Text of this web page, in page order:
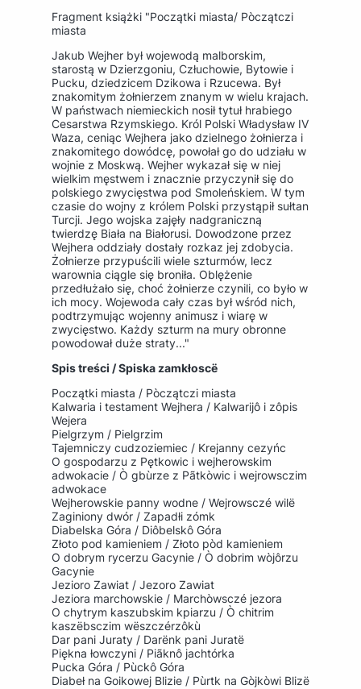
Fragment książki "Początki miasta/ Pòczątczi
miasta
Jakub Wejher był wojewodą malborskim,
starostą w Dzierzgoniu, Człuchowie, Bytowie i
Pucku, dziedzicem Dzikowa i Rzucewa. Był
znakomitym żołnierzem znanym w wielu krajach.
W państwach niemieckich nosił tytuł hrabiego
Cesarstwa Rzymskiego. Król Polski Władysław IV
Waza, ceniąc Wejhera jako dzielnego żołnierza i
znakomitego dowódcę, powołał go do udziału w
wojnie z Moskwą. Wejher wykazał się w niej
wielkim męstwem i znacznie przyczynił się do
polskiego zwycięstwa pod Smoleńskiem. W tym
czasie do wojny z królem Polski przystąpił sułtan
Turcji. Jego wojska zajęły nadgraniczną
twierdzę Biała na Białorusi. Dowodzone przez
Wejhera oddziały dostały rozkaz jej zdobycia.
Żołnierze przypuścili wiele szturmów, lecz
warownia ciągle się broniła. Oblężenie
przedłużało się, choć żołnierze czynili, co było w
ich mocy. Wojewoda cały czas był wśród nich,
podtrzymując wojenny animusz i wiarę w
zwycięstwo. Każdy szturm na mury obronne
powodował duże straty..."
Spis treści / Spiska zamkłoscë
Początki miasta / Pòczątczi miasta
Kalwaria i testament Wejhera / Kalwarijô i zôpis
Wejera
Pielgrzym / Pielgrzim
Tajemniczy cudzoziemiec / Krejanny cezyńc
O gospodarzu z Pętkowic i wejherowskim
adwokacie / Ò gbùrze z Pãtkòwic i wejrowsczim
adwokace
Wejherowskie panny wodne / Wejrowsczé wilë
Zaginiony dwór / Zapadłi zómk
Diabelska Góra / Diôbelskô Góra
Złoto pod kamieniem / Złoto pòd kamieniem
O dobrym rycerzu Gacynie / Ò dobrim wòjôrzu
Gacynie
Jezioro Zawiat / Jezoro Zawiat
Jeziora marchowskie / Marchòwsczé jezora
O chytrym kaszubskim kpiarzu / Ò chitrim
kaszëbsczim wëszczérzôkù
Dar pani Juraty / Darënk pani Juratë
Piękna łowczyni / Piãknô jachtórka
Pucka Góra / Pùckô Góra
Diabeł na Goikowej Blizie / Pùrtk na Gòjkòwi Blizë